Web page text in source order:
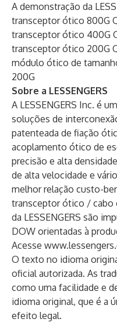
A demonstração da
transceptor ótico 800G
transceptor ótico 400G
transceptor ótico 200G
módulo ótico de
200G
Sobre a LESSENGERS
A LESSENGERS Inc. é
soluções de
patenteada de fiação
acoplamento ótico de
precisão e alta
de alta velocidade e
melhor relação custo-
transceptor ótico /
da LESSENGERS são
DOW orientadas à
Acesse
O texto no idioma
oficial autorizada. As
como uma facilidade e
idioma original, que é a
efeito legal.